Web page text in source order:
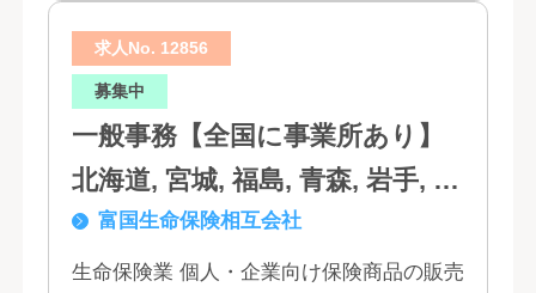
求人No. 12856
募集中
一般事務【全国に事業所あり】
北海道, 宮城, 福島, 青森, 岩手, 秋
田, 山形, 東京, 神奈川, 千葉, 埼
玉, 茨城, 栃木, 群馬, 新潟, 石川,
富国生命保険相互会社
生命保険業 個人・企業向け保険商品の販売